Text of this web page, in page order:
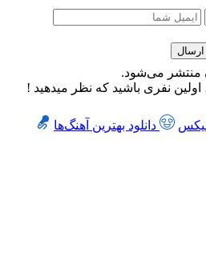
ارسال
منتشر می‌شود.
نفری باشید که نظر میدهید !
دانلود بهترین آهنگ‌ها